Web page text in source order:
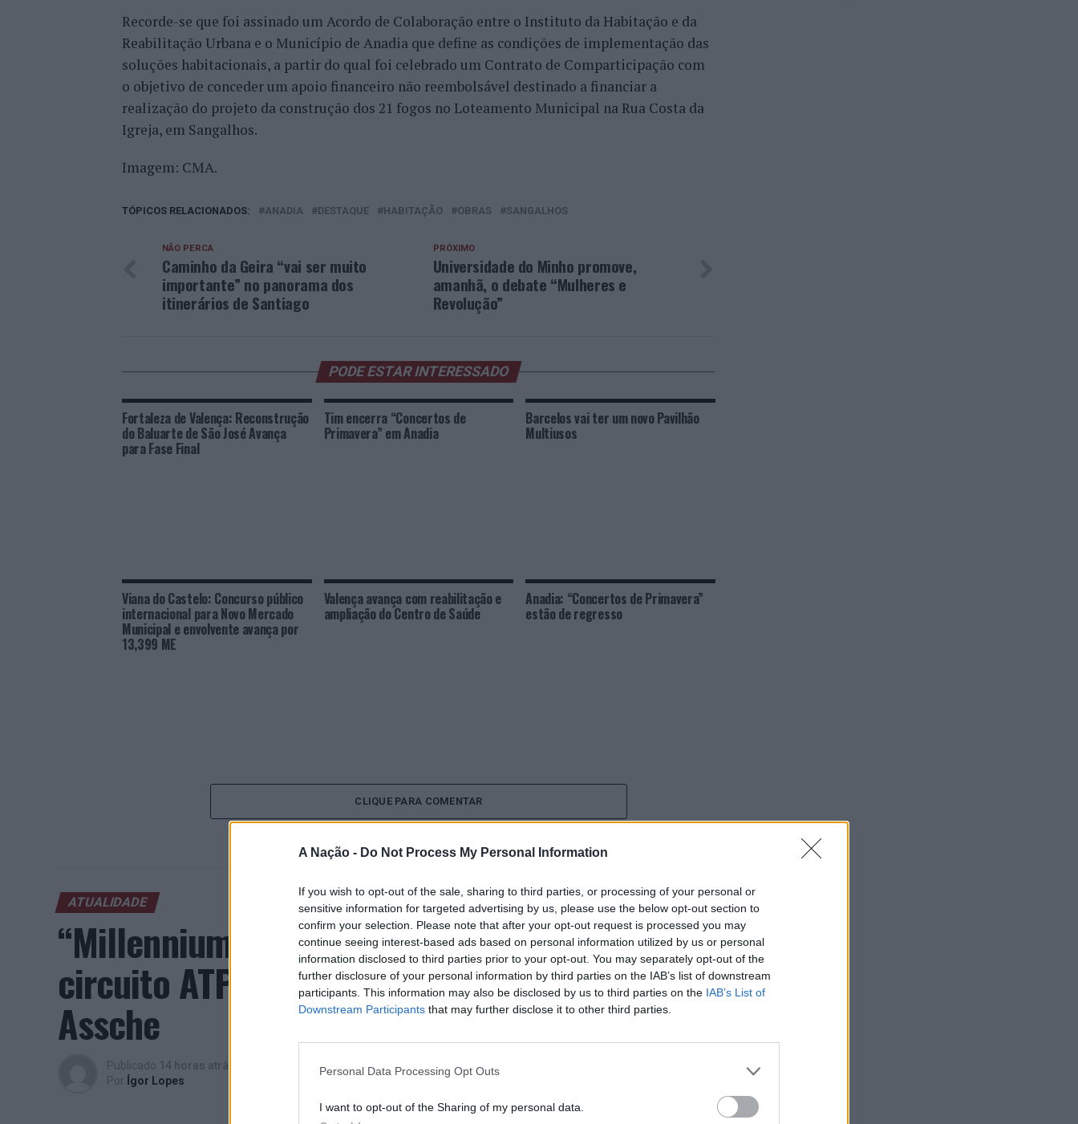
A Nação - Do Not Process My Personal Information
If you wish to opt-out of the sale, sharing to third parties, or processing of your personal or
sensitive information for targeted advertising by us, please use the below opt-out section to
confirm your selection. Please note that after your opt-out request is processed you may
continue seeing interest-based ads based on personal information utilized by us or personal
information disclosed to third parties prior to your opt-out. You may separately opt-out of the
further disclosure of your personal information by third parties on the IAB’s list of downstream
participants. This information may also be disclosed by us to third parties on the IAB’s List of
Downstream Participants that may further disclose it to other third parties.
Personal Data Processing Opt Outs
I want to opt-out of the Sharing of my personal data.
Recorde-se que foi assinado um Acordo de Colaboração entre o Instituto da Habitação e da
Reabilitação Urbana e o Município de Anadia que define as condições de implementação das
soluções habitacionais, a partir do qual foi celebrado um Contrato de Comparticipação com
o objetivo de conceder um apoio financeiro não reembolsável destinado a financiar a
realização do projeto da construção dos 21 fogos no Loteamento Municipal na Rua Costa da
Igreja, em Sangalhos.
Imagem: CMA.
TÓPICOS RELACIONADOS: ANADIA DESTAQUE HABITAÇÃO OBRAS SANGALHOS
PRÓXIMO
Universidade do Minho promove,
amanhã, o debate “Mulheres e
Revolução”
NÃO PERCA
Caminho da Geira “vai ser muito
importante” no panorama dos
itinerários de Santiago
PODE ESTAR INTERESSADO
Fortaleza de Valença: Reconstrução
do Baluarte de São José Avança
para Fase Final
Tim encerra “Concertos de
Primavera” em Anadia
Barcelos vai ter um novo Pavilhão
Multiusos
Viana do Castelo: Concurso público
internacional para Novo Mercado
Municipal e envolvente avança por
13,399 ME
Valença avança com reabilitação e
ampliação do Centro de Saúde
Anadia: “Concertos de Primavera”
estão de regresso
CLIQUE PARA COMENTAR
ATUALIDADE
“Millennium Estoril Open 2026” regressou ao
circuito ATP com vitória do francês Luca Van
Assche
Publicado 14 horas atrás
Por Ígor Lopes